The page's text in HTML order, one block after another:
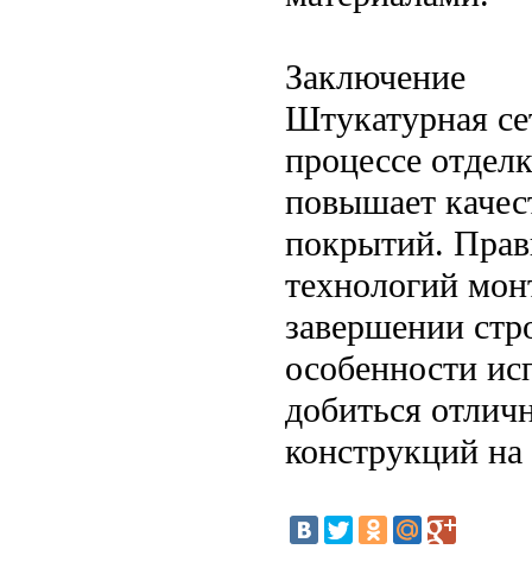
Заключение
Штукатурная
процессе
повышает
покрытий.
технологий
завершении
особенности
добиться
конструкций